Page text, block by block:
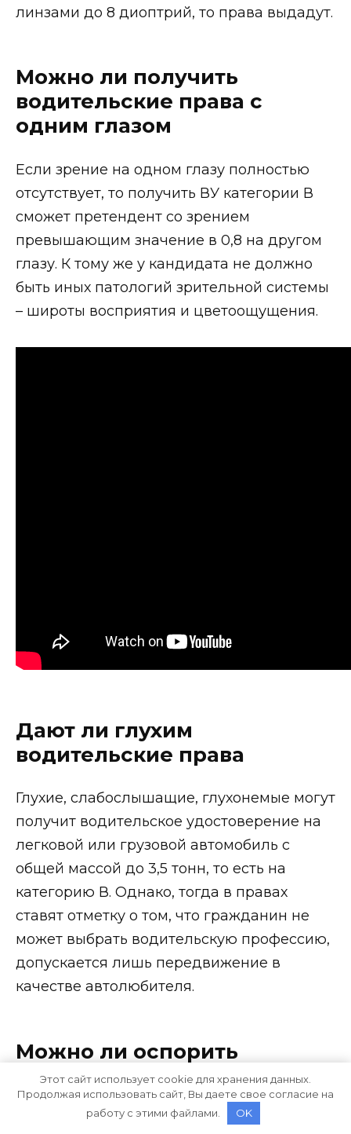
линзами до 8 диоптрий, то права выдадут.
Можно ли получить
водительские права с
одним глазом
Если зрение на одном глазу полностью
отсутствует, то получить ВУ категории В
сможет претендент со зрением
превышающим значение в 0,8 на другом
глазу. К тому же у кандидата не должно
быть иных патологий зрительной системы
– широты восприятия и цветоощущения.
Дают ли глухим
водительские права
Глухие, слабослышащие, глухонемые могут
получит водительское удостоверение на
легковой или грузовой автомобиль с
общей массой до 3,5 тонн, то есть на
категорию В. Однако, тогда в правах
ставят отметку о том, что гражданин не
может выбрать водительскую профессию,
допускается лишь передвижение в
качестве автолюбителя.
Можно ли оспорить
результаты
медобследования
Этот сайт использует cookie для хранения данных.
Продолжая использовать сайт, Вы даете свое согласие на
работу с этими файлами.
OK